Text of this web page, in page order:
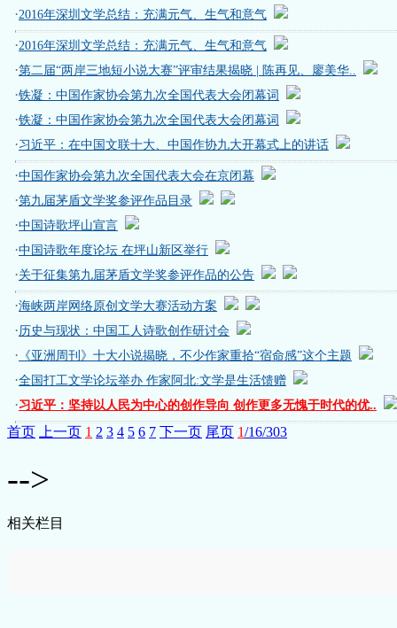
·2016年深圳文学总结：充满元气、生气和意气
·2016年深圳文学总结：充满元气、生气和意气
·第二届“两岸三地短小说大赛”评审结果揭晓 | 陈再见、廖美华..
·铁凝：中国作家协会第九次全国代表大会闭幕词
·铁凝：中国作家协会第九次全国代表大会闭幕词
·习近平：在中国文联十大、中国作协九大开幕式上的讲话
·中国作家协会第九次全国代表大会在京闭幕
·第九届茅盾文学奖参评作品目录
·中国诗歌坪山宣言
·中国诗歌年度论坛 在坪山新区举行
·关于征集第九届茅盾文学奖参评作品的公告
·海峡两岸网络原创文学大赛活动方案
·历史与现状：中国工人诗歌创作研讨会
· 《亚洲周刊》十大小说揭晓，不少作家重拾“宿命感”这个主题
·全国打工文学论坛举办 作家阿北:文学是生活馈赠
·习近平：坚持以人民为中心的创作导向 创作更多无愧于时代的优..
首页 上一页 1 2 3 4 5 6 7 下一页 尾页 1/16/303
-->
相关栏目